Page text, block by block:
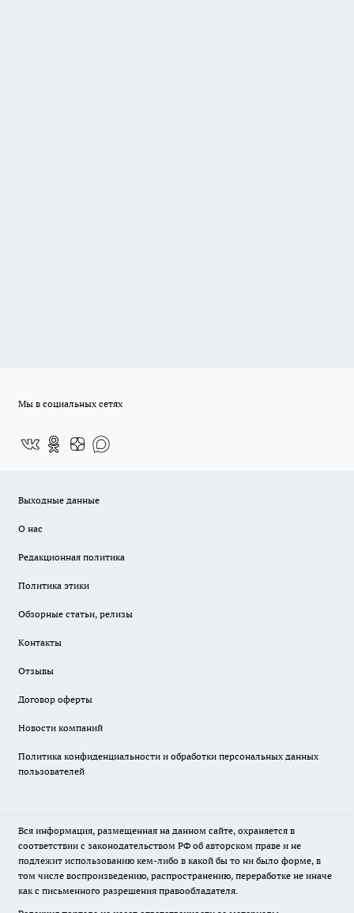
Мы в социальных сетях
Выходные данные
О нас
Редакционная политика
Политика этики
Обзорные статьи, релизы
Контакты
Отзывы
Договор оферты
Новости компаний
Политика конфиденциальности и обработки персональных данных
пользователей
Вся информация, размещенная на данном сайте, охраняется в
соответствии с законодательством РФ об авторском праве и не
подлежит использованию кем-либо в какой бы то ни было форме, в
том числе воспроизведению, распространению, переработке не иначе
как с письменного разрешения правообладателя.